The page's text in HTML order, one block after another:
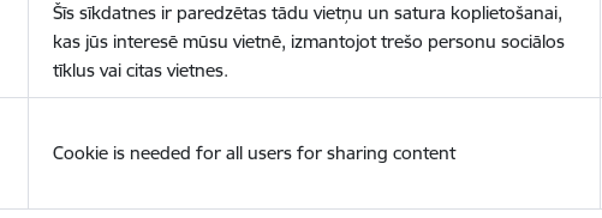
Šīs sīkdatnes ir paredzētas tādu vietņu un satura koplietošanai,
kas jūs interesē mūsu vietnē, izmantojot trešo personu sociālos
tīklus vai citas vietnes.
Cookie is needed for all users for sharing content